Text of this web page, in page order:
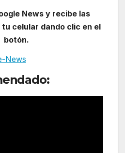
News y recibe las
celular dando clic en el
botón.